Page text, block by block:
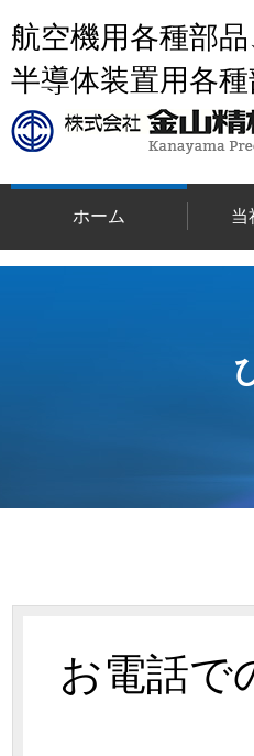
航空機用各種部
半導体装置用各
ホーム 当
お電話で